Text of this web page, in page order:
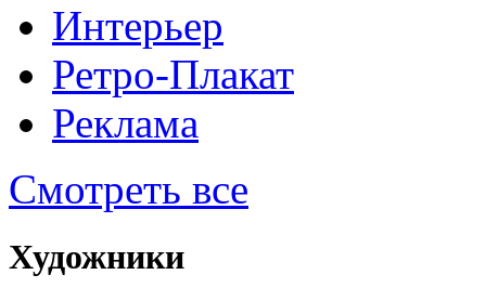
Интерьер
Ретро-Плакат
Реклама
Смотреть все
Художники